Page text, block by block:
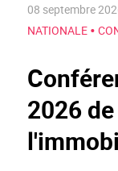
08 septembre
NATIONALE •
2026